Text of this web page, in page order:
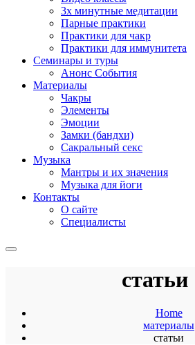
3х минутные медитации
Парные практики
Практики для чакр
Практики для иммунитета
Семинары и туры
Анонс События
Материалы
Чакры
Элементы
Эмоции
Замки (бандхи)
Сакральный секс
Музыка
Мантры и их значения
Музыка для йоги
Контакты
О сайте
Специалисты
статьи
Home
материалы
статьи